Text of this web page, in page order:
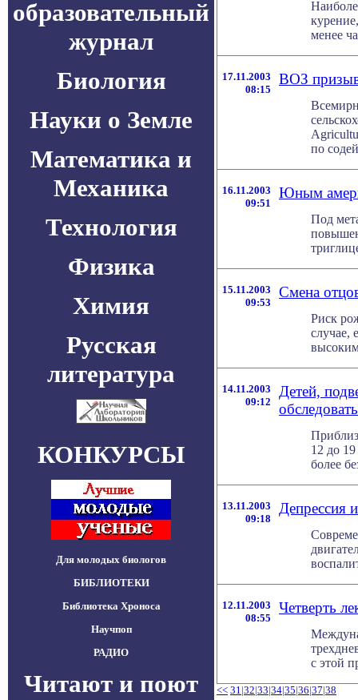
образовательный
журнал
Биология
Науки о Земле
Математика и
Механика
Технология
Физика
Химия
Русская
литература
КОНКУРСЫ
Для молодых биологов
БИБЛИОТЕКИ
Библиотека Хроноса
Научпоп
РАДИО
Читают и поют
менее
17.11.2003
08:15
ВОЗ
по
16.11.2003
09:51
Юным
Под
15.11.2003
09:53
Смена
Риск
случае,
14.11.2003
09:12
Детей,
12 до
более
13.11.2003
09:18
Депрессия
12.11.2003
08:55
Четверть
с этой
<< 31|32|33|34|35|36|37|38